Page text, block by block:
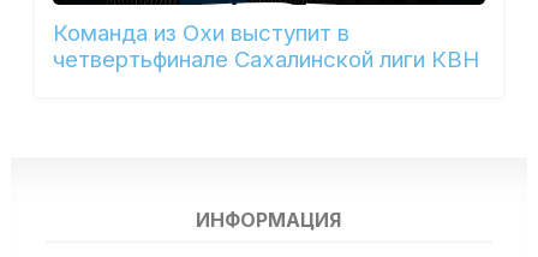
Команда из Охи выступит в
четвертьфинале Сахалинской лиги КВН
ИНФОРМАЦИЯ